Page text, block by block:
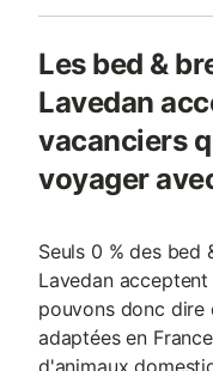
Les bed &
Lavedan
vacanciers
voyager
Seuls 0 % des bed
Lavedan
pouvons donc dire
adaptées en
d'animaux